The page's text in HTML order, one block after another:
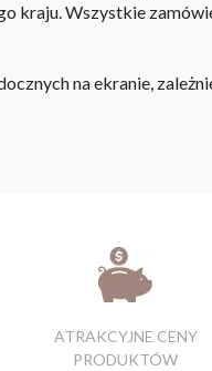
kraju. Wszystkie
na ekranie,
ATRAKCYJNE CENY
PRODUKTÓW